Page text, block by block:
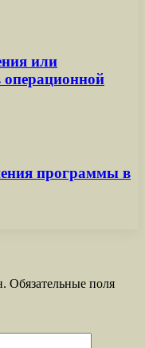
или
операционной
программы в
Обязательные поля